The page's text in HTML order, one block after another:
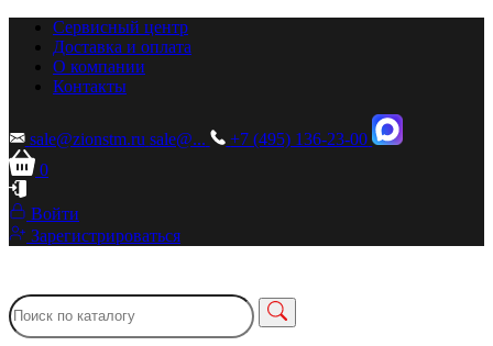
Сервисный центр
Доставка и оплата
О компании
Контакты
sale@zionstm.ru sale@...
+7 (495) 136-23-00
0
Войти
Зарегистрироваться